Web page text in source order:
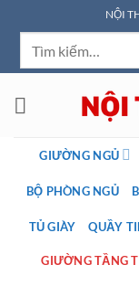
qua
dung
NỘI
GIƯỜNG NGỦ
BỘ PHÒNG NGỦ
TỦ GIÀY QUẦY
GIƯỜNG TẦNG